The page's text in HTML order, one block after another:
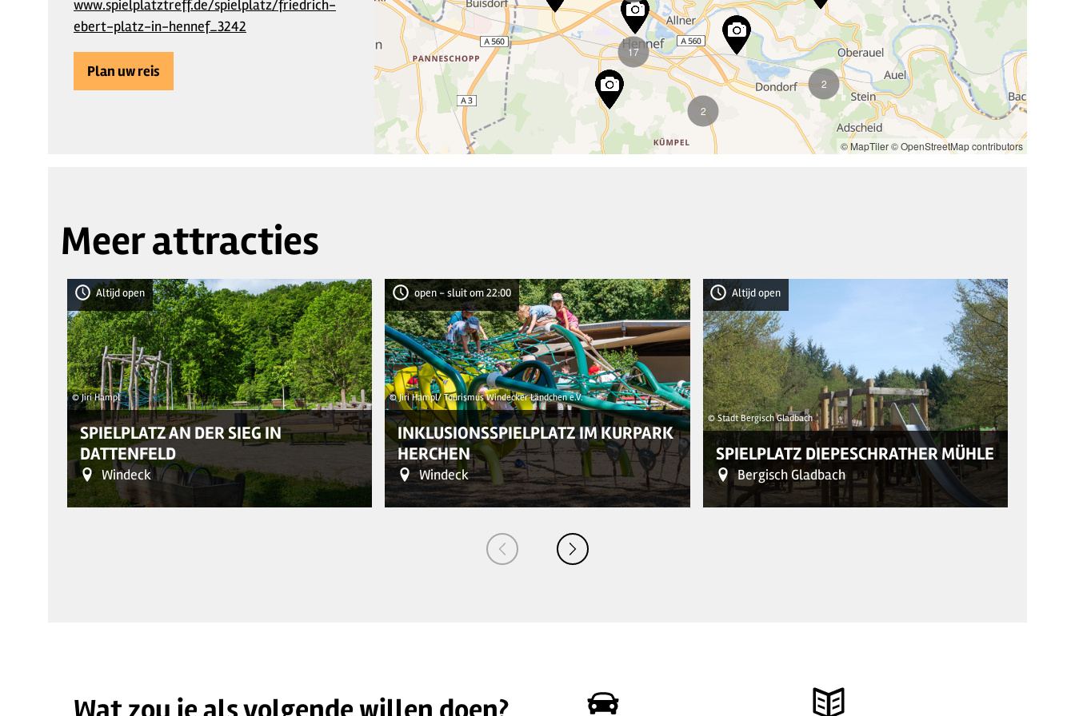
www.spielplatztreff.de/spielplatz/friedrich-
ebert-platz-in-hennef_3242
Plan uw reis
17
2
2
© MapTiler© OpenStreetMap contributors
Meer attracties
Altijd open
© Jiri Hampl
SPIELPLATZ AN DER SIEG IN
DATTENFELD
Windeck
open - sluit om 22:00
© Jiri Hampl/ Tourismus Windecker Ländchen e.V.
INKLUSIONSSPIELPLATZ IM KURPARK
HERCHEN
Windeck
Altijd open
© Stadt Bergisch Gladbach
SPIELPLATZ DIEPESCHRATHER MÜHLE
Bergisch Gladbach